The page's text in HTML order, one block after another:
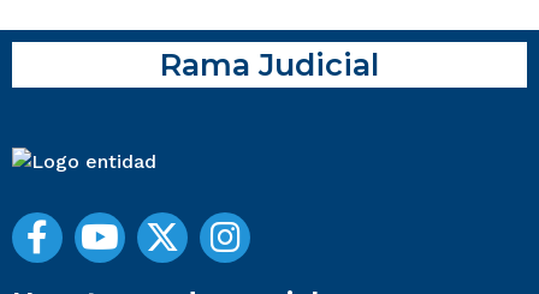
Rama Judicial